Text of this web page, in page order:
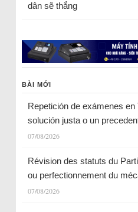
dân sẽ thắng
BÀI MỚI
Repetición de exámenes
solución justa o un
07/08/2026
Révision des statuts du
ou perfectionnement du
07/08/2026